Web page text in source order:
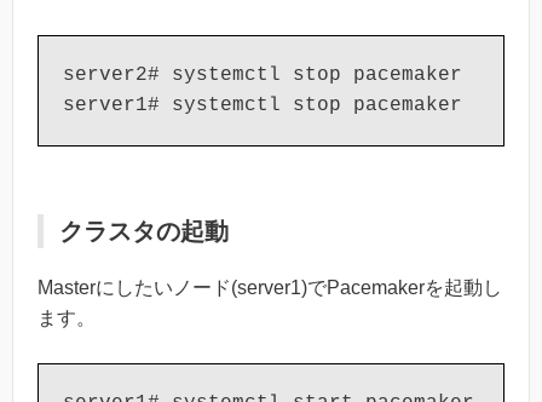
server2# systemctl stop pacemaker
server1# systemctl stop pacemaker
クラスタの起動
Masterにしたいノード(server1)でPacemakerを起動し
ます。